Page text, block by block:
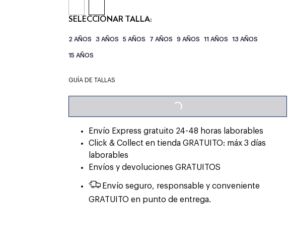
SELECCIONAR TALLA:
2 AÑOS 3 AÑOS 5 AÑOS 7 AÑOS 9 AÑOS 11 AÑOS 13 AÑOS
15 AÑOS
GUÍA DE TALLAS LOADING...
Envío Express gratuito 24-48 horas laborables
Click & Collect en tienda GRATUITO: máx 3 días
laborables
Envíos y devoluciones GRATUITOS
Envío seguro, responsable y conveniente
GRATUITO en punto de entrega.